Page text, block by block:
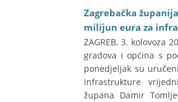
Zagrebačka
milijun eura za
ZAGREB, 3. kolovoza
gradova i općina s
ponedjeljak su
infrastrukture
župana Damir